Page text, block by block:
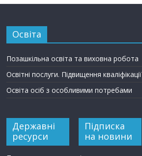
Освіта
Позашкільна освіта та виховна робота
Освітні послуги. Підвищення кваліфікації
Освіта осіб з особливими потребами
Державні
ресурси
Підписка
на новини